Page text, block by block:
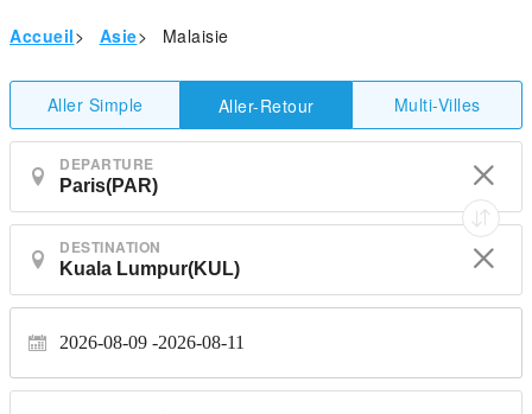
Accueil> Asie> Malaisie
Aller Simple Aller-Retour Multi-Villes
DEPARTURE
DESTINATION
2026-08-09 2026-08-11